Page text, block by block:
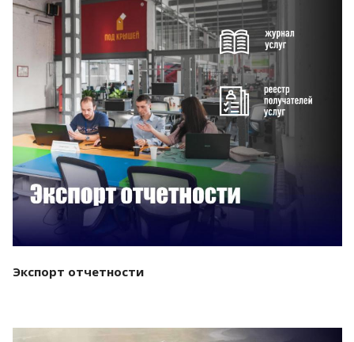
Смотреть проект
Экспорт отчетности